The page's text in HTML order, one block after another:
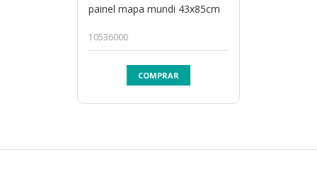
painel mapa mundi 43x85cm
10536000
COMPRAR